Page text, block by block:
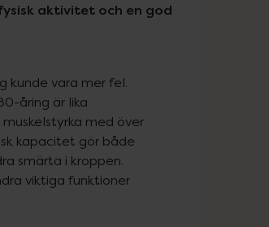
aktivitet och en god
kunde vara mer fel.
åring är lika
med över
kapacitet gör både
smärta i kroppen.
viktiga funktioner